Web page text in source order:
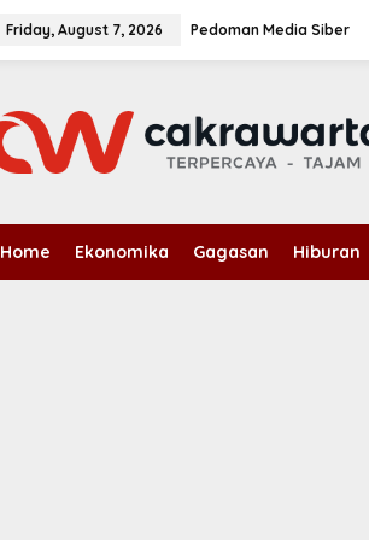
Friday, August 7, 2026 Pedoman Media Siber
Home Ekonomika Gagasan Hiburan